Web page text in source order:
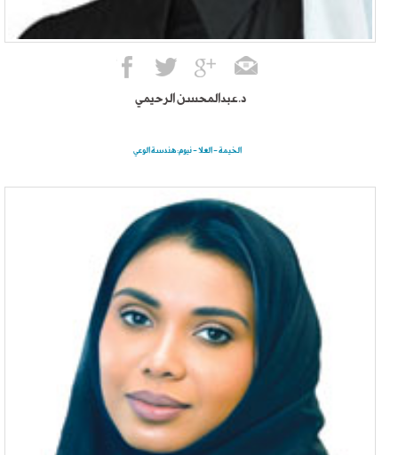
د.عبدالمحسن الرحيمي
الخيمة - العلا - نيوم: هندسة الوعي